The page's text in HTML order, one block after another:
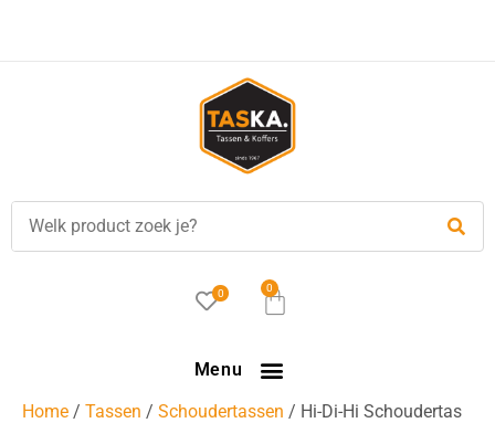
Beoordeling: 8.8/10 -30 beoordelingen
0 0
Menu
Home / Tassen / Schoudertassen / Hi-Di-Hi Schoudertas